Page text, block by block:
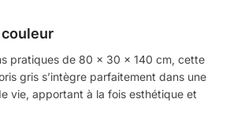
pratiques de 80 x 30 x 140 cm, cette
gris s’intègre parfaitement dans une
vie, apportant à la fois esthétique et